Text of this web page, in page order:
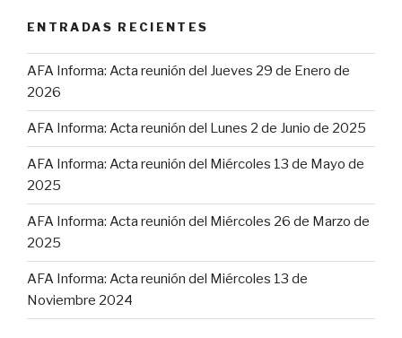
ENTRADAS RECIENTES
AFA Informa: Acta reunión del Jueves 29 de Enero de
2026
AFA Informa: Acta reunión del Lunes 2 de Junio de 2025
AFA Informa: Acta reunión del Miércoles 13 de Mayo de
2025
AFA Informa: Acta reunión del Miércoles 26 de Marzo de
2025
AFA Informa: Acta reunión del Miércoles 13 de
Noviembre 2024